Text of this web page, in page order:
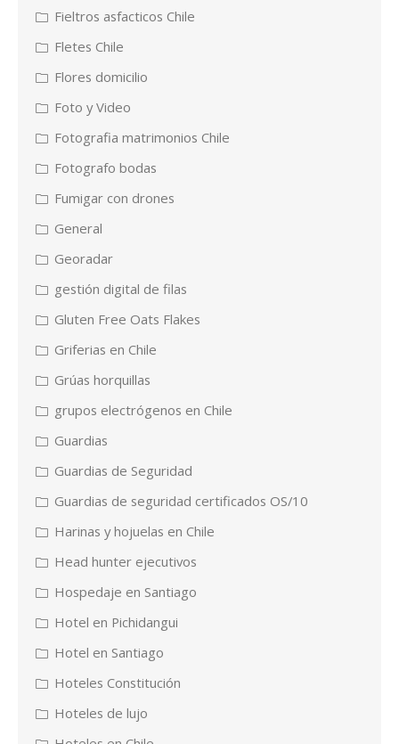
Fieltros asfacticos Chile
Fletes Chile
Flores domicilio
Foto y Video
Fotografia matrimonios Chile
Fotografo bodas
Fumigar con drones
General
Georadar
gestión digital de filas
Gluten Free Oats Flakes
Griferias en Chile
Grúas horquillas
grupos electrógenos en Chile
Guardias
Guardias de Seguridad
Guardias de seguridad certificados OS/10
Harinas y hojuelas en Chile
Head hunter ejecutivos
Hospedaje en Santiago
Hotel en Pichidangui
Hotel en Santiago
Hoteles Constitución
Hoteles de lujo